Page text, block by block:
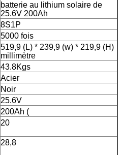
batterie au lithium solaire de
25.6V 200Ah
8S1P
5000 fois
519,9 (L) * 239,9 (w) * 219,9 (H)
millimètre
43.8Kgs
Acier
Noir
25.6V
200Ah (
20
28,8